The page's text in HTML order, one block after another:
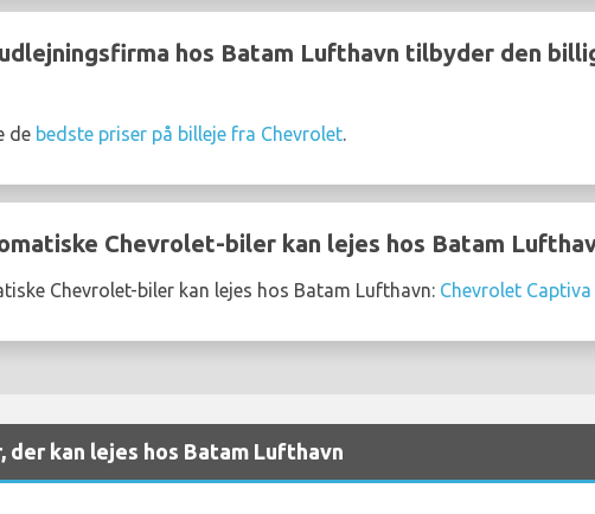
hos Batam Lufthavn tilbyder den
de bedste priser på billeje fra Chevrolet.
Chevrolet-biler kan lejes hos Batam
Chevrolet-biler kan lejes hos Batam Lufthavn: Chevrolet Captiva
kan lejes hos Batam Lufthavn